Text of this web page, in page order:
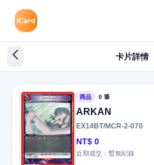
arrow_back_ios_new 卡片詳情
商品 0 筆
ARKAN
EX14BT/MCR-2-070
NT$ 0
近期成交：暫無紀錄